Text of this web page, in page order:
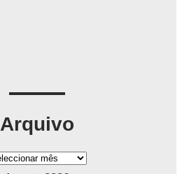
Arquivo